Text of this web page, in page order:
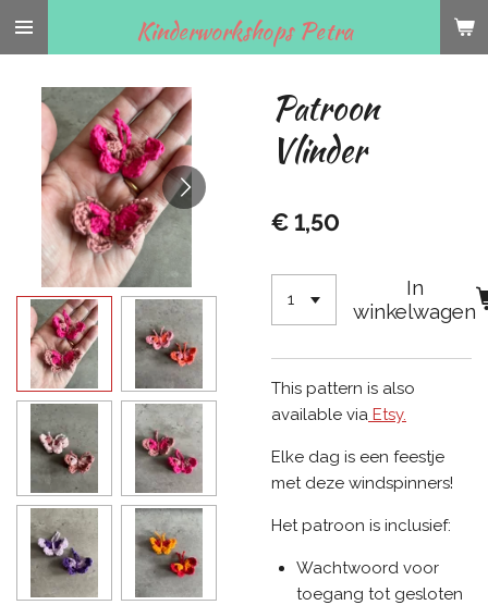
Ga
hoofdinhoud
Kinderworkshops Petra
Patroon
Vlinder
€ 1,50
In
winkelwagen
This pattern is also
available via Etsy.
Elke dag is een feestje
met deze windspinners!
Het patroon is inclusief:
Wachtwoord voor
toegang tot gesloten